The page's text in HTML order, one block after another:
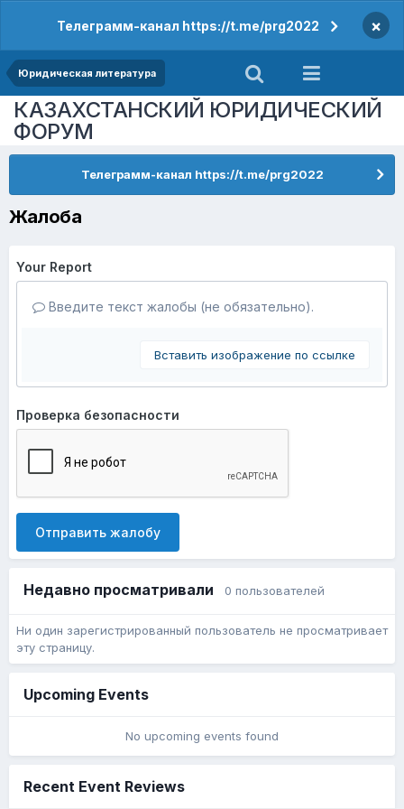
Телеграмм-канал https://t.me/prg2022 ×
Юридическая литература
КАЗАХСТАНСКИЙ ЮРИДИЧЕСКИЙ
ФОРУМ
Телеграмм-канал https://t.me/prg2022
Жалоба
Your Report
Введите текст жалобы (не обязательно).
Вставить изображение по ссылке
Проверка безопасности
Отправить жалобу
Недавно просматривали 0 пользователей
Ни один зарегистрированный пользователь не просматривает
эту страницу.
Upcoming Events
No upcoming events found
Recent Event Reviews